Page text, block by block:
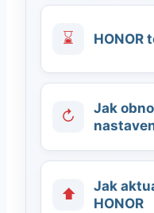
⌛ HONOR
↻
Jak
⬆
Jak
HONOR